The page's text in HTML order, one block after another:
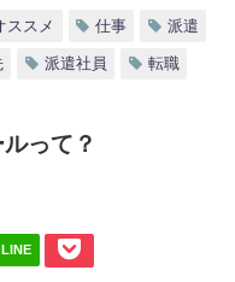
ススメ 仕事 派遣
派遣社員 転職
って？
LINE